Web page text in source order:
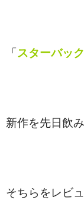
「 スターバッ
新作を先日飲
そちらをレビ